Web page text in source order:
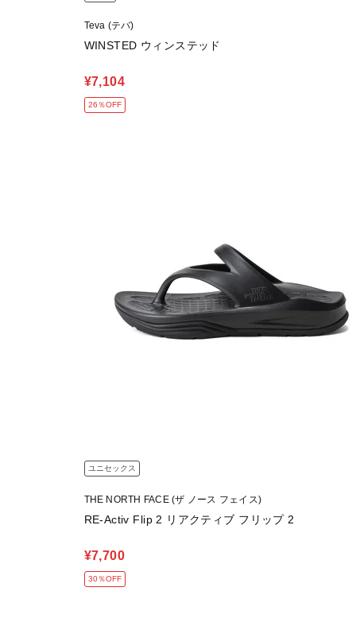
Teva (テバ)
WINSTED ウィンステッド
¥7,104
26％OFF
ユニセックス
THE NORTH FACE (ザ ノース フェイス)
RE-Activ Flip 2 リアクティブ フリップ 2
¥7,700
30％OFF